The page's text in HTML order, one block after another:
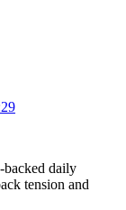
backed daily
tension and